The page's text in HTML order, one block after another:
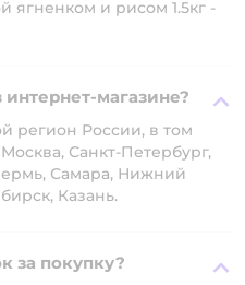
ягненком и рисом 1.5кг -
интернет-магазине?
регион России, в том
Санкт-Петербург,
Самара, Нижний
Казань.
за покупку?